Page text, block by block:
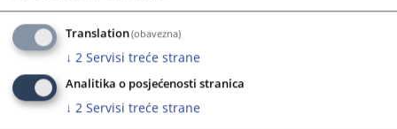
Jasmin Čalija, šefOdjela za imenovanje i napredovanje
+387 (0)33 707 560
jasmin.calija@pravosudje.ba
Vesna Pirija, šefOdjela za provođenje postupka po
izvještajima
Translation(obavezna)
↓ 2 Servisi treće strane
Analitika o posjećenosti stranica
↓ 2 Servisi treće strane